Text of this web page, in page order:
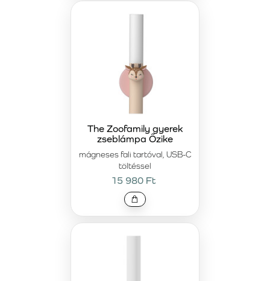
mágneses fali tartóval, USB-C
töltéssel
The Zoofamily gyerek
zseblámpa Őzike
15 980 Ft